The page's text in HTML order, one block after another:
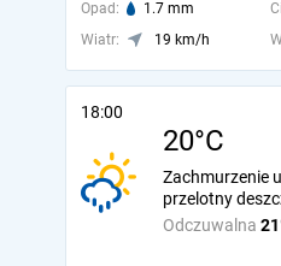
Opad: 1.7 mm
Wiatr:
19 km/h
18:00
20°C
Odczuwalna
Zachmurzenie
przelotny